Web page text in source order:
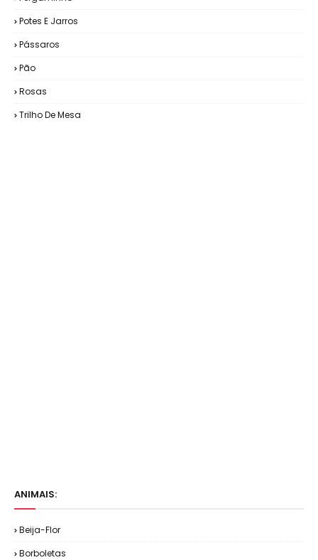
Potes E Jarros
Pássaros
Pão
Rosas
Trilho De Mesa
ANIMAIS:
Beija-Flor
Borboletas